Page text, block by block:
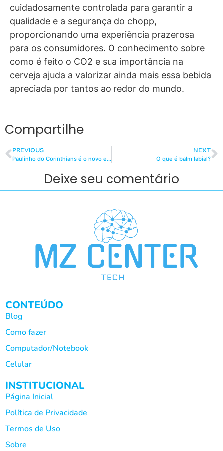
cuidadosamente controlada para garantir a
qualidade e a segurança do chopp,
proporcionando uma experiência prazerosa
para os consumidores. O conhecimento sobre
como é feito o CO2 e sua importância na
cerveja ajuda a valorizar ainda mais essa bebida
apreciada por tantos ao redor do mundo.
Compartilhe
PREVIOUS
Paulinho do Corinthians é o novo embaixador da EsportivaBet
NEXT
O que é balm labial?
Deixe seu comentário
CONTEÚDO
Blog
Como fazer
Computador/Notebook
Celular
INSTITUCIONAL
Página Inicial
Política de Privacidade
Termos de Uso
Sobre